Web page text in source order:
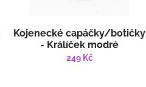
Kojenecké capáčky/botičky
- Králíček modré
249 Kč